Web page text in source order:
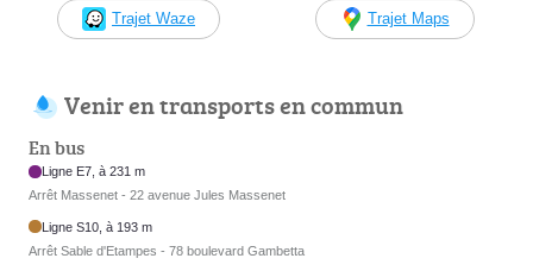
Trajet Waze Trajet Maps
Venir en transports en commun
En bus
Ligne E7, à 231 m
Arrêt Massenet - 22 avenue Jules Massenet
Ligne S10, à 193 m
Arrêt Sable d'Etampes - 78 boulevard Gambetta